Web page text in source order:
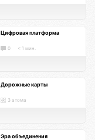
Цифровая платформа
0 < 1 мин.
Дорожные карты
3 атома
Эра объединения